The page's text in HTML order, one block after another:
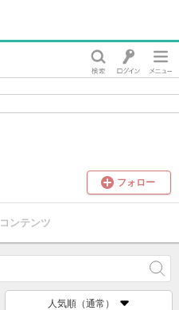
フォロー
コンテンツ
人気順（通常）